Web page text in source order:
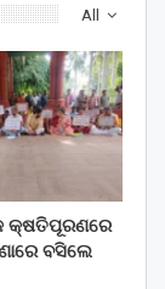
All
କ୍ଷତିପୂରଣରେ
ବସିଲେ